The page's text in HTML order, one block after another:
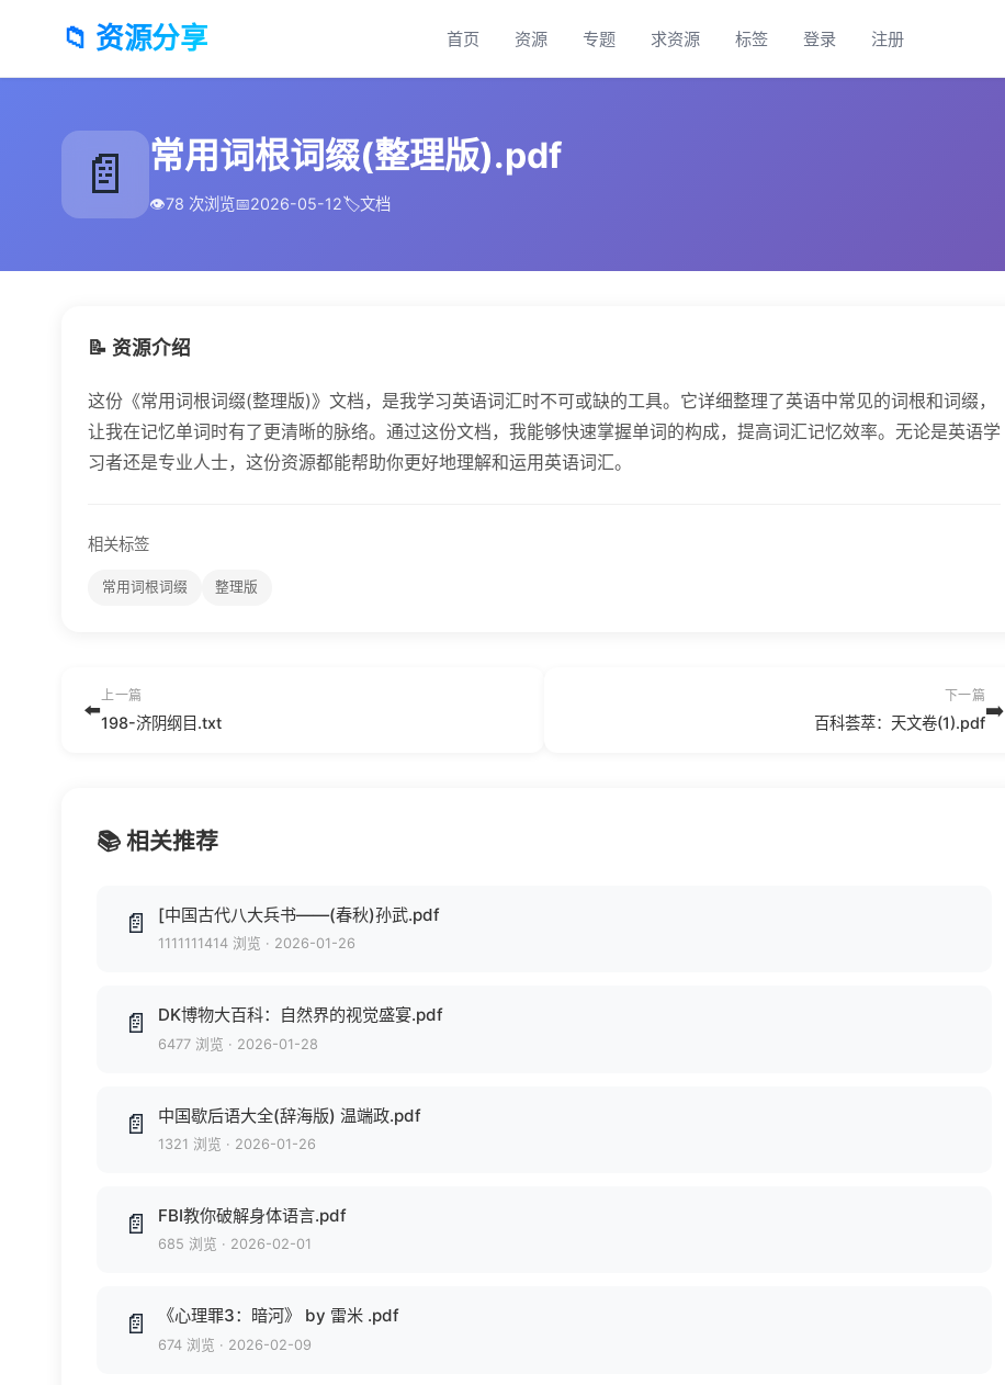
📁 资源分享 首页 资源 专题 求资源 标签 登录 注册
📄 常用词根词缀(整理版).pdf
👁️78 次浏览📅2026-05-12🏷️文档
📝 资源介绍
这份《常用词根词缀(整理版)》文档，是我学习英语词汇时不可或缺的工具。它详细整理了英语中常见的词根和词缀，
让我在记忆单词时有了更清晰的脉络。通过这份文档，我能够快速掌握单词的构成，提高词汇记忆效率。无论是英语学
习者还是专业人士，这份资源都能帮助你更好地理解和运用英语词汇。
相关标签
常用词根词缀 整理版
⬅️
上一篇
198-济阴纲目.txt
下一篇
百科荟萃：天文卷(1).pdf➡️
📚 相关推荐
📄 [中国古代八大兵书——(春秋)孙武.pdf
1111111414 浏览 · 2026-01-26
📄 DK博物大百科：自然界的视觉盛宴.pdf
6477 浏览 · 2026-01-28
📄 中国歇后语大全(辞海版) 温端政.pdf
1321 浏览 · 2026-01-26
📄 FBI教你破解身体语言.pdf
685 浏览 · 2026-02-01
📄 《心理罪3：暗河》 by 雷米 .pdf
674 浏览 · 2026-02-09